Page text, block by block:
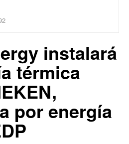
instalará
térmica
por energía